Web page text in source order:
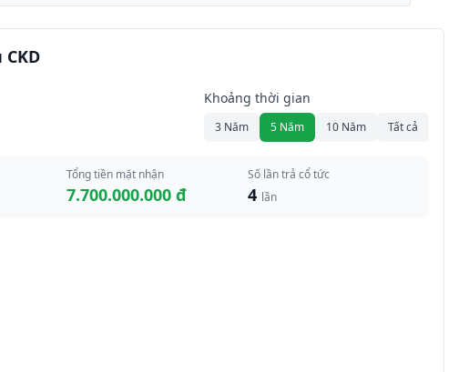
Khoảng thời gian
3 Năm 5 Năm 10 Năm Tất cả
Tổng tiền mặt nhận
7.700.000.000 đ
Số lần trả cổ tức
4 lần